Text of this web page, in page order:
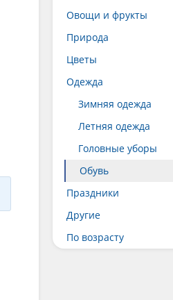
Овощи и фрукты
Природа
Цветы
Одежда
Зимняя одежда
Летняя одежда
Головные уборы
Обувь
Праздники
Другие
По возрасту